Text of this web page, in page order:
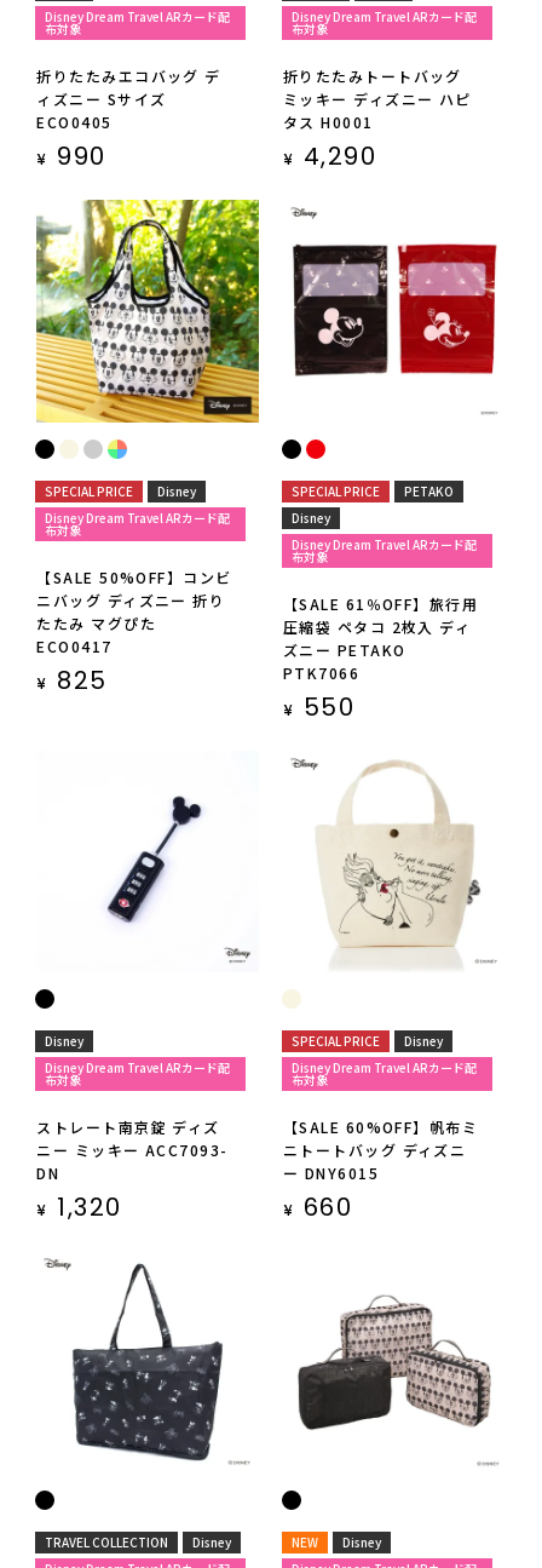
Disney Dream Travel ARカード配
布対象
折りたたみエコバッグ デ
ィズニー Sサイズ
ECO0405
¥ 990
Disney Dream Travel ARカード配
布対象
折りたたみトートバッグ
ミッキー ディズニー ハピ
タス H0001
¥ 4,290
SPECIAL PRICE
Disney
Disney Dream Travel ARカード配
布対象
【SALE 50%OFF】コンビ
ニバッグ ディズニー 折り
たたみ マグぴた
ECO0417
¥ 825
SPECIAL PRICE
PETAKO
Disney
Disney Dream Travel ARカード配
布対象
【SALE 61％OFF】旅行用
圧縮袋 ペタコ 2枚入 ディ
ズニー PETAKO
PTK7066
¥ 550
Disney
Disney Dream Travel ARカード配
布対象
ストレート南京錠 ディズ
ニー ミッキー ACC7093-
DN
¥ 1,320
SPECIAL PRICE
Disney
Disney Dream Travel ARカード配
布対象
【SALE 60%OFF】帆布ミ
ニトートバッグ ディズニ
ー DNY6015
¥ 660
TRAVEL COLLECTION
Disney
NEW
Disney